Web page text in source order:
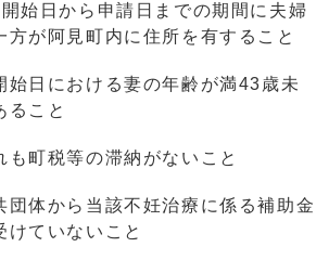
始日から申請日までの期間に夫婦
方が阿見町内に住所を有すること
始日における妻の年齢が満43歳未
ること
も町税等の滞納がないこと
団体から当該不妊治療に係る補助金
けていないこと